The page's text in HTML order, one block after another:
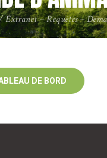
Extranet – Requêtes –
DE BORD